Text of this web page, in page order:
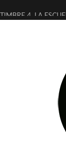
TIMBRE 4, LA
MILITARES JUDÍAS
D’BALDOMEROS
MARSHALL FLASH
JOFRE BARDAGÍ
YORCH PRESENTA
MAGALÍ SARE NOS